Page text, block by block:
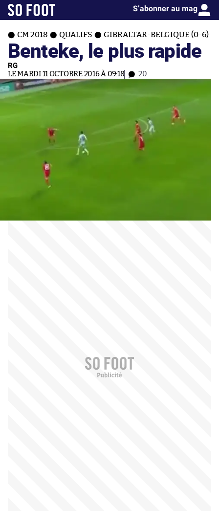
S’abonner au mag
CM 2018 QUALIFS GIBRALTAR-BELGIQUE (0-6)
Benteke, le plus rapide
RG
LE MARDI 11 OCTOBRE 2016 À 09:18 20